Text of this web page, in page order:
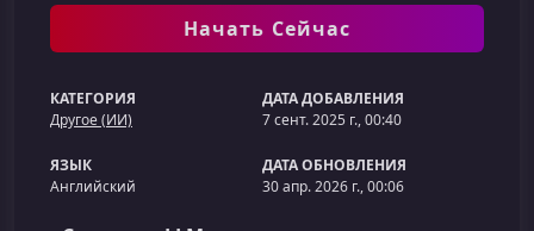
Начать Сейчас
КАТЕГОРИЯ
Другое (ИИ)
ДАТА ДОБАВЛЕНИЯ
7 сент. 2025 г., 00:40
ЯЗЫК
Английский
ДАТА ОБНОВЛЕНИЯ
30 апр. 2026 г., 00:06